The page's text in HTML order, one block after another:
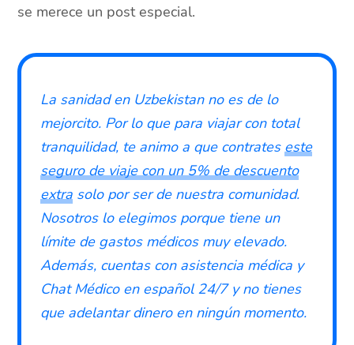
se merece un post especial.
La sanidad en Uzbekistan no es de lo
mejorcito. Por lo que para viajar con total
tranquilidad, te animo a que contrateseste
seguro de viaje con un 5% de descuento
extra solo por ser de nuestra comunidad.
Nosotros lo elegimos porque tiene un
límite de gastos médicos muy elevado.
Además, cuentas con asistencia médica y
Chat Médico en español 24/7 y no tienes
que adelantar dinero en ningún momento.